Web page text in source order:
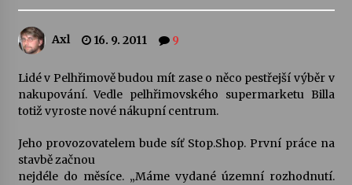
30. 7. 2026
šedesátka: 28. 7.–1. 8. 2026
28. 7. 2026
Jenakaši
Axl 16. 9. 2011 9
Lidé v Pelhřimově budou mít zase o něco pestřejší výběr v
nakupování. Vedle pelhřimovského supermarketu Billa
totiž vyroste nové nákupní centrum.
Jeho provozovatelem bude síť Stop.Shop. První práce na
stavbě začnou
nejdéle do měsíce. „Máme vydané územní rozhodnutí.